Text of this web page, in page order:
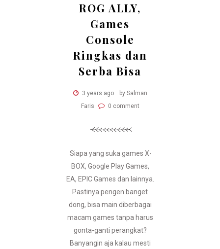
ROG ALLY,
Games
Console
Ringkas dan
Serba Bisa
3 years ago
by Salman
Faris
0 comment
Siapa yang suka games X-
BOX, Google Play Games,
EA, EPIC Games dan lainnya.
Pastinya pengen banget
dong, bisa main diberbagai
macam games tanpa harus
gonta-ganti perangkat?
Banyangin aja kalau mesti